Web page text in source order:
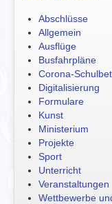
Abschlüsse
Allgemein
Ausflüge
Busfahrpläne
Corona-
Digitalisierung
Formulare
Kunst
Ministerium
Projekte
Sport
Unterricht
Veranstaltungen
Wettbewerbe